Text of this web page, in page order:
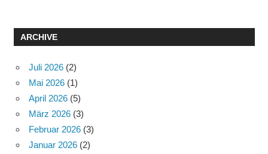
ARCHIVE
Juli 2026 (2)
Mai 2026 (1)
April 2026 (5)
März 2026 (3)
Februar 2026 (3)
Januar 2026 (2)